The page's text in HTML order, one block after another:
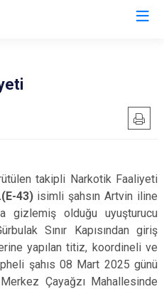
takipli Narkotik Faaliyeti
43)isimli şahsın Artvin iline
gizlemiş olduğu uyuşturucu
Sınır Kapısından giriş
yapılan titiz, koordineli ve
şahıs 08 Mart 2025 günü
Çayağzı Mahallesinde